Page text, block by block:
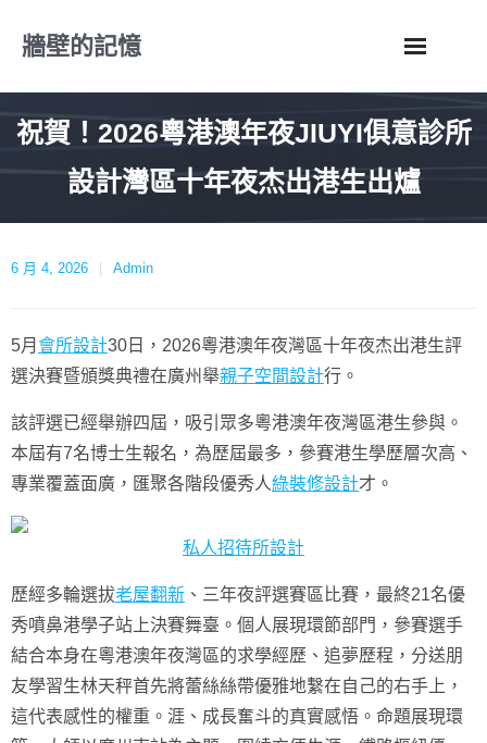
牆壁的記憶
祝賀！2026粵港澳年夜JIUYI俱意診所
設計灣區十年夜杰出港生出爐
6 月 4, 2026 Admin
5月 會所設計30日，2026粵港澳年夜灣區十年夜杰出港生評
選決賽暨頒獎典禮在廣州舉親子空間設計行。
該評選已經舉辦四屆，吸引眾多粵港澳年夜灣區港生參與。
本屆有7名博士生報名，為歷屆最多，參賽港生學歷層次高、
專業覆蓋面廣，匯聚各階段優秀人綠裝修設計才。
私人招待所設計
歷經多輪選拔老屋翻新 、三年夜評選賽區比賽，最終21名優
秀噴鼻港學子站上決賽舞臺。個人展現環節部門，參賽選手
結合本身在粵港澳年夜灣區的求學經歷、追夢歷程，分送朋
友學習生林天秤首先將蕾絲絲帶優雅地繫在自己的右手上，
這代表感性的權重。涯、成長奮斗的真實感悟。命題展現環